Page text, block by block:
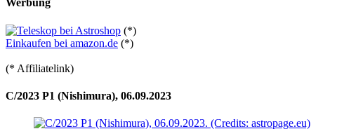
Werbung
(*)
Einkaufen bei amazon.de (*)
(* Affiliatelink)
C/2023 P1 (Nishimura), 06.09.2023